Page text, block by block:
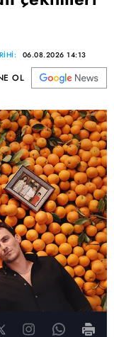
06.08.2026 14:13
OL